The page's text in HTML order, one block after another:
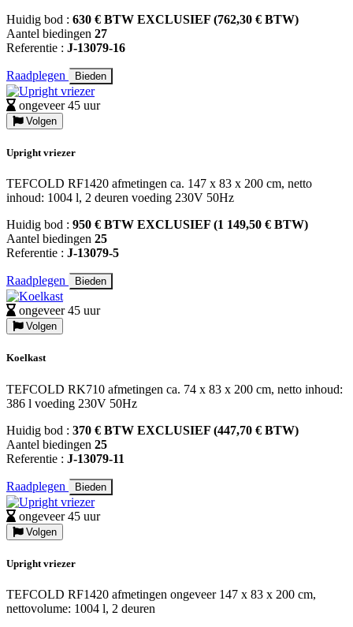
Huidig bod : 630 € BTW EXCLUSIEF (762,30 € BTW)
Aantel biedingen 27
Referentie : J-13079-16
Raadplegen Bieden
ongeveer 45 uur
Volgen
Upright vriezer
TEFCOLD RF1420 afmetingen ca. 147 x 83 x 200 cm, netto
inhoud: 1004 l, 2 deuren voeding 230V 50Hz
Huidig bod : 950 € BTW EXCLUSIEF (1 149,50 € BTW)
Aantel biedingen 25
Referentie : J-13079-5
Raadplegen Bieden
ongeveer 45 uur
Volgen
Koelkast
TEFCOLD RK710 afmetingen ca. 74 x 83 x 200 cm, netto inhoud:
386 l voeding 230V 50Hz
Huidig bod : 370 € BTW EXCLUSIEF (447,70 € BTW)
Aantel biedingen 25
Referentie : J-13079-11
Raadplegen Bieden
ongeveer 45 uur
Volgen
Upright vriezer
TEFCOLD RF1420 afmetingen ongeveer 147 x 83 x 200 cm,
nettovolume: 1004 l, 2 deuren